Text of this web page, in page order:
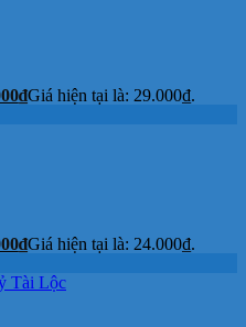
₫Giá hiện tại là: 29.000₫.
₫Giá hiện tại là: 24.000₫.